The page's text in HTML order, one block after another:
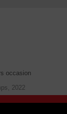
occasion
2022